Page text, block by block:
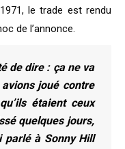
le trade est rendu
de l’annonce.
de dire : ça ne va
joué contre
étaient ceux
quelques jours,
parlé à Sonny Hill